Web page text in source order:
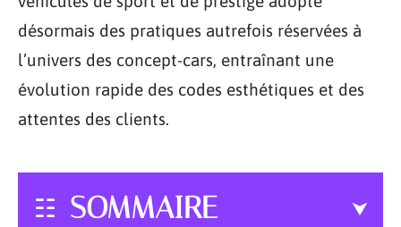
désormais des pratiques autrefois réservées à
l’univers des concept-cars, entraînant une
évolution rapide des codes esthétiques et des
attentes des clients.
SOMMAIRE